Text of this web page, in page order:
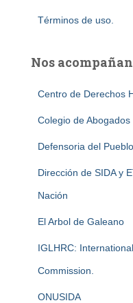
Términos de uso.
Nos acompañan
Centro de Derechos
Colegio de
Defensoria del
Dirección de SIDA y
Nación
El Arbol de Galeano
IGLHRC:
Commission.
ONUSIDA